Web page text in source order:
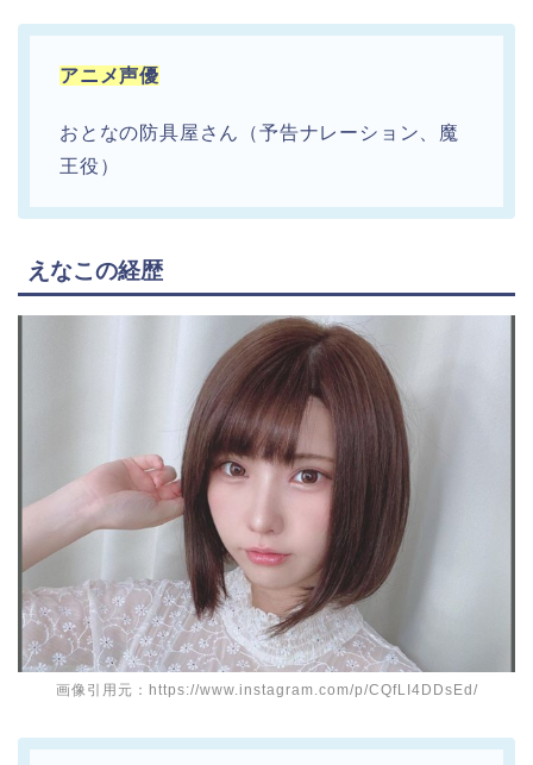
アニメ声優
おとなの防具屋さん（予告ナレーション、魔
王役）
えなこの経歴
画像引用元：https://www.instagram.com/p/CQfLI4DDsEd/